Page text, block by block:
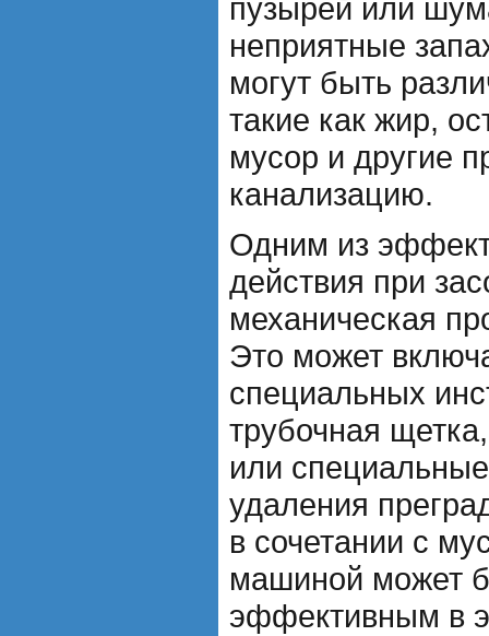
пузырей или
неприятные
могут быть
такие как жир,
мусор и другие
канализацию.
Одним из
действия при
механическая
Это может
специальных
трубочная
или
удаления
в сочетании с
машиной может
эффективным в